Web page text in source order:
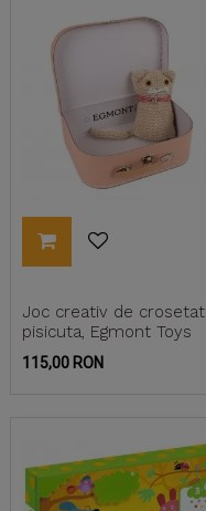
Joc creativ de crosetat
pisicuta, Egmont Toys
Pret
115,00 RON